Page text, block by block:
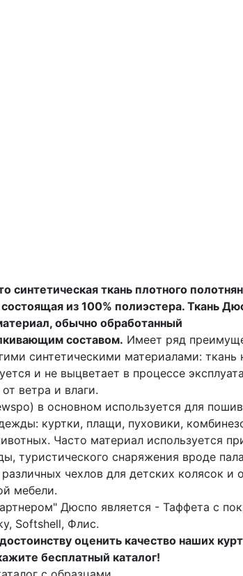
синтетическая ткань плотного
из 100% полиэстера. Ткань
обычно обработанный
составом. Имеет ряд
синтетическими материалами: ткань
и не выцветает в процессе
ветра и влаги.
в основном используется для
куртки, плащи, пуховики,
Часто материал используется
туристического снаряжения вроде
чехлов для детских колясок и
мебели.
Дюспо является - Таффета с
Softshell, Флис.
оценить качество наших
бесплатный каталог!